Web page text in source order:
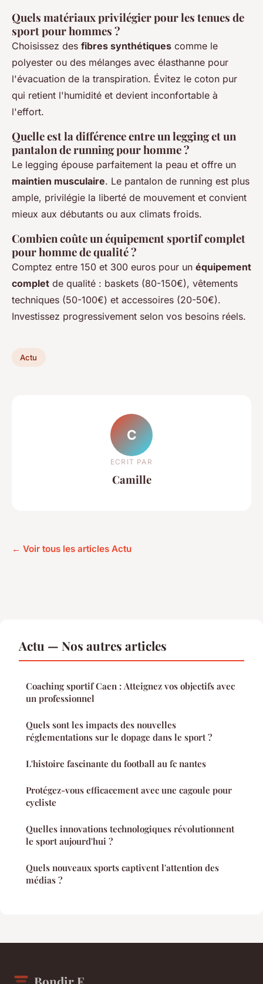
Quels matériaux privilégier pour les tenues de
sport pour hommes ?
Choisissez des fibres synthétiques comme le
polyester ou des mélanges avec élasthanne pour
l'évacuation de la transpiration. Évitez le coton pur
qui retient l'humidité et devient inconfortable à
l'effort.
Quelle est la différence entre un legging et un
pantalon de running pour homme ?
Le legging épouse parfaitement la peau et offre un
maintien musculaire. Le pantalon de running est plus
ample, privilégie la liberté de mouvement et convient
mieux aux débutants ou aux climats froids.
Combien coûte un équipement sportif complet
pour homme de qualité ?
Comptez entre 150 et 300 euros pour un équipement
complet de qualité : baskets (80-150€), vêtements
techniques (50-100€) et accessoires (20-50€).
Investissez progressivement selon vos besoins réels.
Actu
C
ECRIT PAR
Camille
← Voir tous les articles Actu
Actu — Nos autres articles
Coaching sportif Caen : Atteignez vos objectifs avec
un professionnel
Quels sont les impacts des nouvelles
réglementations sur le dopage dans le sport ?
L'histoire fascinante du football au fc nantes
Protégez-vous efficacement avec une cagoule pour
cycliste
Quelles innovations technologiques révolutionnent
le sport aujourd'hui ?
Quels nouveaux sports captivent l'attention des
médias ?